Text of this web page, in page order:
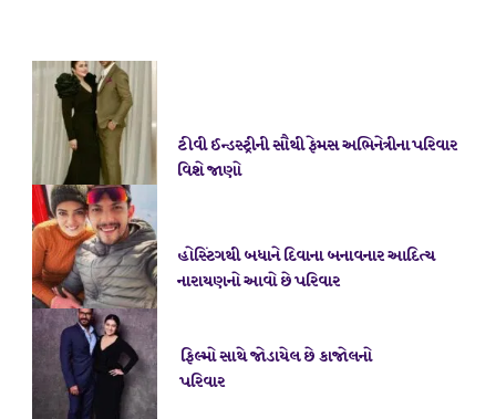
ટીવી ઈન્ડસ્ટ્રીની સૌથી ફેમસ અભિનેત્રીના પરિવાર
વિશે જાણો
હોસ્ટિંગથી બધાને દિવાના બનાવનાર આદિત્ય
નારાયણનો આવો છે પરિવાર
ફિલ્મો સાથે જોડાયેલ છે કાજોલનો
પરિવાર